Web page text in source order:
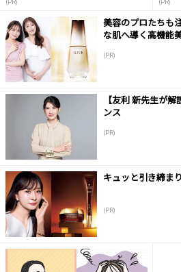
美容のプロたちも
な肌へ導く高機能
(PR)
【友利 新先生が
ンス
(PR)
キュッと引き締ま
(PR)